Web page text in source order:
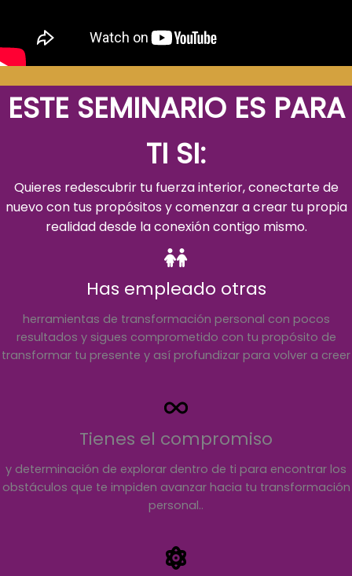
ESTE SEMINARIO ES PARA
TI SI:
Quieres redescubrir tu fuerza interior, conectarte de
nuevo con tus propósitos y comenzar a crear tu propia
realidad desde la conexión contigo mismo.
Has empleado otras
herramientas de transformación personal con pocos
resultados y sigues comprometido con tu propósito de
transformar tu presente y así profundizar para volver a creer
Tienes el compromiso
y determinación de explorar dentro de ti para encontrar los
obstáculos que te impiden avanzar hacia tu transformación
personal..